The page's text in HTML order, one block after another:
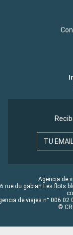
TU
Agencia de
rue du gabian Les flots
de viajes n° 006
©